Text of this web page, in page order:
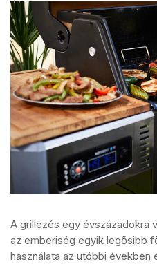
A grillezés egy évszázadokra
az emberiség egyik legősibb
használata az utóbbi